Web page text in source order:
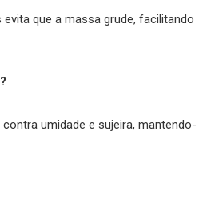
que a massa grude, facilitando
umidade e sujeira, mantendo-